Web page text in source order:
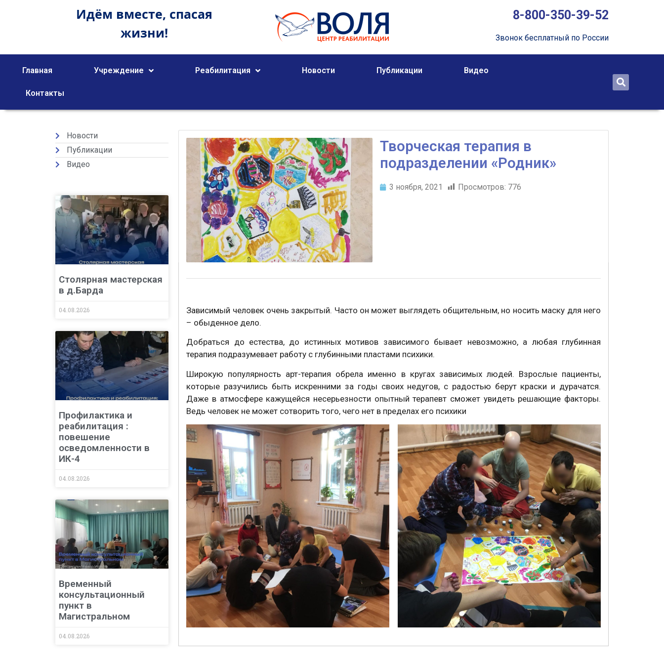
Идём вместе, спасая
жизни!
8-800-350-39-52
Звонок бесплатный по России
Главная Учреждение Реабилитация Новости Публикации Видео
Контакты
Новости
Публикации
Видео
Столярная мастерская
в д.Барда
04.08.2026
Профилактика и
реабилитация :
повешение
осведомленности в
ИК-4
04.08.2026
Временный
консультационный
пункт в
Магистральном
04.08.2026
Творческая терапия в
подразделении «Родник»
3 ноября, 2021 Просмотров: 776
Зависимый человек очень закрытый. Часто он может выглядеть общительным, но носить маску для него
– обыденное дело.
Добраться до естества, до истинных мотивов зависимого бывает невозможно, а любая глубинная
терапия подразумевает работу с глубинными пластами психики.
Широкую популярность арт-терапия обрела именно в кругах зависимых людей. Взрослые пациенты,
которые разучились быть искренними за годы своих недугов, с радостью берут краски и дурачатся.
Даже в атмосфере кажущейся несерьезности опытный терапевт сможет увидеть решающие факторы.
Ведь человек не может сотворить того, чего нет в пределах его психики